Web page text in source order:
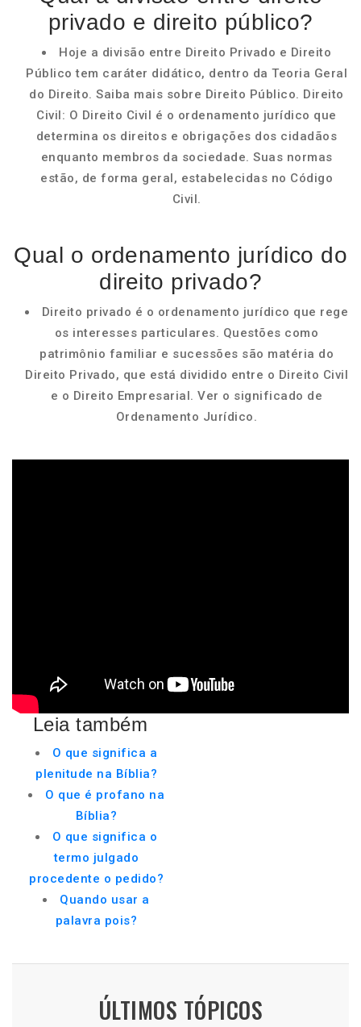
privado e direito público?
Hoje a divisão entre Direito Privado e Direito
Público tem caráter didático, dentro da Teoria Geral
do Direito. Saiba mais sobre Direito Público. Direito
Civil: O Direito Civil é o ordenamento jurídico que
determina os direitos e obrigações dos cidadãos
enquanto membros da sociedade. Suas normas
estão, de forma geral, estabelecidas no Código
Civil.
Qual o ordenamento jurídico do
direito privado?
Direito privado é o ordenamento jurídico que rege
os interesses particulares. Questões como
patrimônio familiar e sucessões são matéria do
Direito Privado, que está dividido entre o Direito Civil
e o Direito Empresarial. Ver o significado de
Ordenamento Jurídico.
Leia também
O que significa a
plenitude na Bíblia?
O que é profano na
Bíblia?
O que significa o
termo julgado
procedente o pedido?
Quando usar a
palavra pois?
ÚLTIMOS TÓPICOS